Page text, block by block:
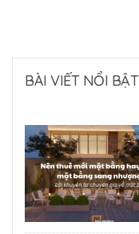
BÀI VIẾT NỔI BẬT